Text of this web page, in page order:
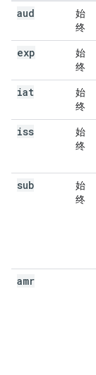
aud
始
终
exp
始
终
iat
始
终
iss
始
终
sub
始
终
amr